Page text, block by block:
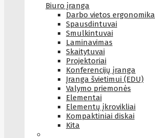
Biuro įranga
Darbo vietos ergonomika
Spausdintuvai
Smulkintuvai
Laminavimas
Skaitytuvai
Projektoriai
Konferencijų įranga
Įranga švietimui (EDU)
Valymo priemonės
Elementai
Elementų įkrovikliai
Kompaktiniai diskai
Kita